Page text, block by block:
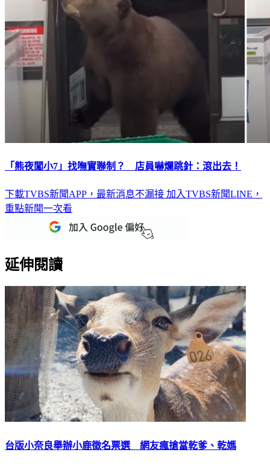
「熊夜闖小7」找嘸實聯制？ 店員嚇爛跳針：滾出去！
下載TVBS新聞APP，最新消息不漏接 加入TVBS新聞LINE，
重點新聞一次看
延伸閱讀
台版小奈良舉辦小鹿徵名票選 網友瘋搶當乾爹、乾媽